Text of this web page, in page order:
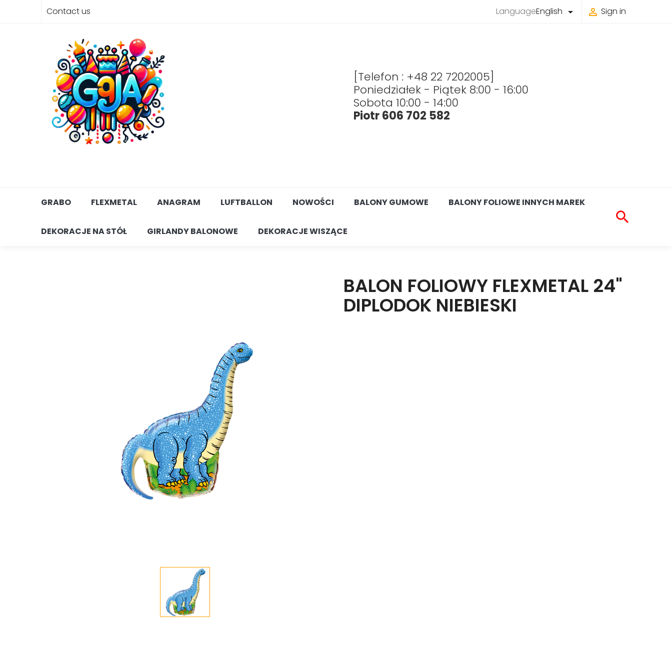
Contact us LanguageEnglish   Sign in
[Telefon : +48 22 7202005]
Poniedziałek - Piątek 8:00 - 16:00
Sobota 10:00 - 14:00
Piotr 606 702 582
GRABO FLEXMETAL ANAGRAM LUFTBALLON NOWOŚCI BALONY GUMOWE BALONY FOLIOWE INNYCH MAREK
DEKORACJE NA STÓŁ GIRLANDY BALONOWE DEKORACJE WISZĄCE

BALON FOLIOWY FLEXMETAL 24"
DIPLODOK NIEBIESKI